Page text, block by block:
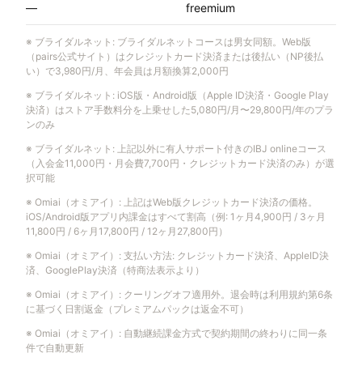
—
freemium
※ ブライダルネット : ブライダルネットコースは男女同額。Web版
（pairs公式サイト）はクレジットカード決済または後払い（NP後払
い）で3,980円/月、年会員は月額換算2,000円
※ ブライダルネット : iOS版・Android版（Apple ID決済・Google Play
決済）はストア手数料分を上乗せした5,080円/月〜29,800円/年のプラ
ンのみ
※ ブライダルネット : 上記以外に有人サポート付きのIBJ onlineコース
（入会金11,000円・月会費7,700円・クレジットカード決済のみ）が選
択可能
※ Omiai（オミアイ） : 上記はWeb版クレジットカード決済の価格。
iOS/Android版アプリ内課金はすべて割高（例: 1ヶ月4,900円 / 3ヶ月
11,800円 / 6ヶ月17,800円 / 12ヶ月27,800円）
※ Omiai（オミアイ） : 支払い方法: クレジットカード決済、AppleID決
済、GooglePlay決済（特商法表示より）
※ Omiai（オミアイ） : クーリングオフ適用外。退会時は利用規約第6条
に基づく日割返金（プレミアムパックは返金不可）
※ Omiai（オミアイ） : 自動継続課金方式で契約期間の終わりに同一条
件で自動更新